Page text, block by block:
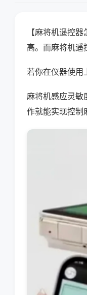
【麻将机遥控
高。而麻将机遥
若你在仪器使用
麻将机感应灵敏
作就能实现控制